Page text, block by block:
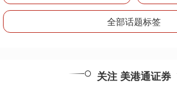
全部话题标签
关注 美港通证券